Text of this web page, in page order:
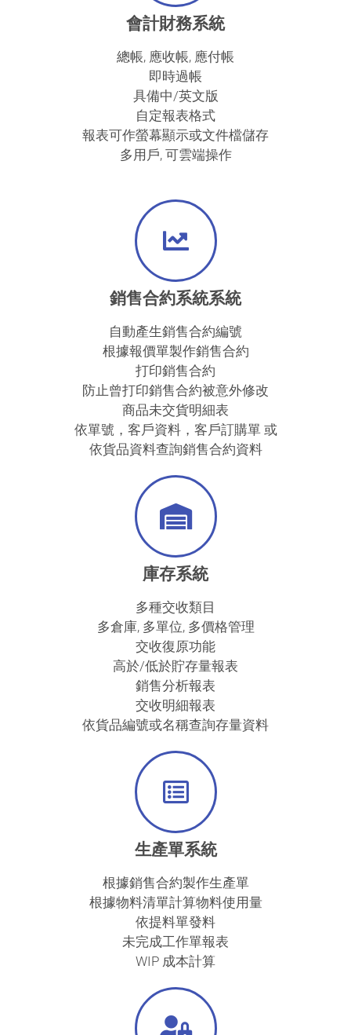
會計財務系統
總帳, 應收帳, 應付帳
即時過帳
具備中/英文版
自定報表格式
報表可作螢幕顯示或文件檔儲存
多用戶, 可雲端操作
銷售合約系統系統
自動產生銷售合約編號
根據報價單製作銷售合約
打印銷售合約
防止曾打印銷售合約被意外修改
商品未交貨明細表
依單號，客戶資料，客戶訂購單 或
依貨品資料查詢銷售合約資料
庫存系統
多種交收類目
多倉庫, 多單位, 多價格管理
交收復原功能
高於/低於貯存量報表
銷售分析報表
交收明細報表
依貨品編號或名稱查詢存量資料
生產單系統
根據銷售合約製作生產單
根據物料清單計算物料使用量
依提料單發料
未完成工作單報表
WIP 成本計算